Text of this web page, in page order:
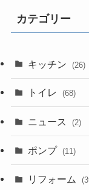
カテゴリー
キッチン (26)
トイレ (68)
ニュース (2)
ポンプ (11)
リフォーム